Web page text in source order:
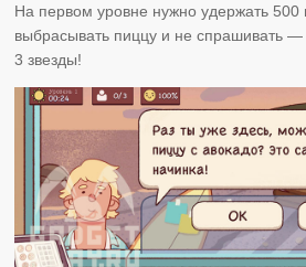
На первом уровне нужно удержать
выбрасывать пиццу и не спрашивать —
3 звезды!